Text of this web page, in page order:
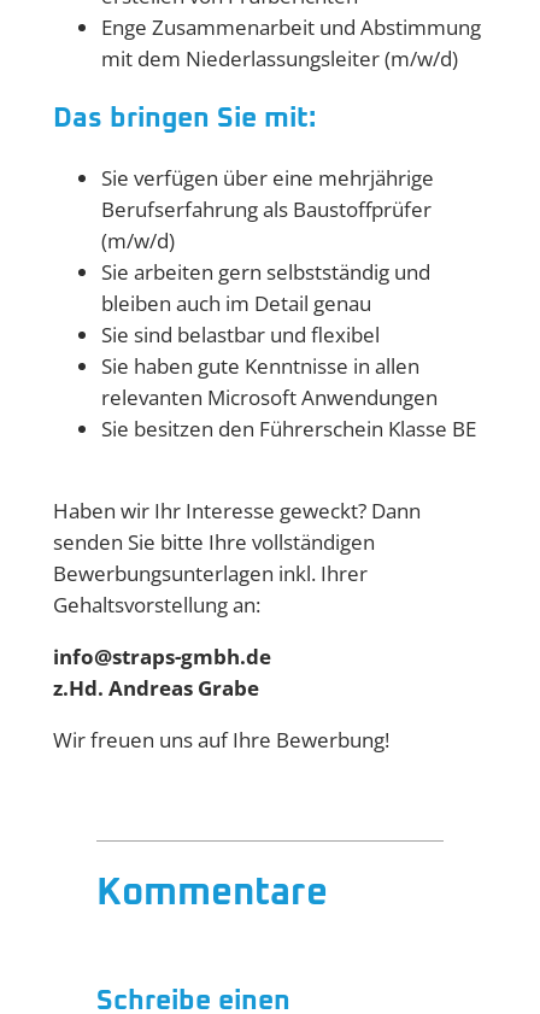
Enge Zusammenarbeit und Abstimmung
mit dem Niederlassungsleiter (m/w/d)
Das bringen Sie mit:
Sie verfügen über eine mehrjährige
Berufserfahrung als Baustoffprüfer
(m/w/d)
Sie arbeiten gern selbstständig und
bleiben auch im Detail genau
Sie sind belastbar und flexibel
Sie haben gute Kenntnisse in allen
relevanten Microsoft Anwendungen
Sie besitzen den Führerschein Klasse BE
Haben wir Ihr Interesse geweckt? Dann
senden Sie bitte Ihre vollständigen
Bewerbungsunterlagen inkl. Ihrer
Gehaltsvorstellung an:
info@straps-gmbh.de
z.Hd. Andreas Grabe
Wir freuen uns auf Ihre Bewerbung!
Kommentare
Schreibe einen